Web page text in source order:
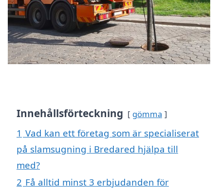
Innehållsförteckning gömma
1 Vad kan ett företag som är specialiserat
på slamsugning i Bredared hjälpa till
med?
2 Få alltid minst 3 erbjudanden för